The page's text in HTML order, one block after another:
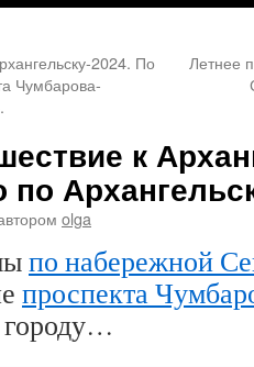
2024. По
Чумбарова-
Летнее
к
olga
по набережной
проспекта